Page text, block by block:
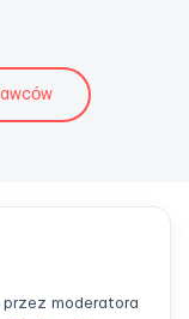
moderatora